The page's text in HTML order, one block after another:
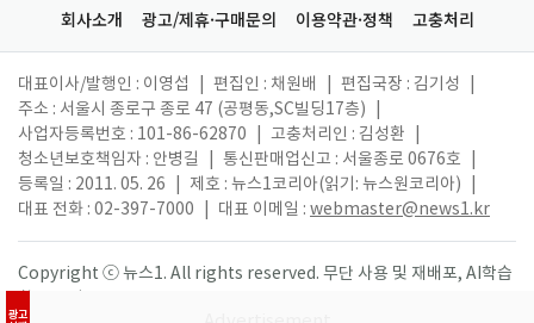
광고
회사소개 광고/제휴·구매문의 이용약관·정책 고충처리
대표이사/발행인 : 이영섭 편집인 : 채원배 편집국장 : 김기성
주소 : 서울시 종로구 종로 47 (공평동,SC빌딩17층)
사업자등록번호 : 101-86-62870
고충처리인 : 김성환
청소년보호책임자 : 안병길
통신판매업신고 : 서울종로 0676호
등록일 : 2011. 05. 26
제호 : 뉴스1코리아(읽기: 뉴스원코리아)
대표 전화 : 02-397-7000
대표 이메일 : webmaster@news1.kr
Copyright ⓒ 뉴스1. All rights reserved. 무단 사용 및 재배포, AI학습